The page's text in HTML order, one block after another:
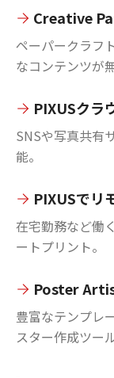
Creative
ペーパークラフ
なコンテンツが
PIXUSクラ
SNSや写真共有
能。
PIXUSでリ
在宅勤務など働
ートプリント。
Poster
豊富なテンプレ
スター作成ツール